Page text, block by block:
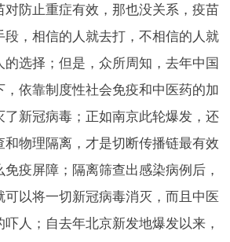
对防止重症有效，那也没关系，疫苗
段，相信的人就去打，不相信的人就
选择；但是，众所周知，去年中国
，依靠制度性社会免疫和中医药的加
了新冠病毒；正如南京此轮爆发，还
和物理隔离，才是切断传播链最有效
疫屏障；隔离筛查出感染病例后，
可以将一切新冠病毒消灭，而且中医
人；自去年北京新发地爆发以来，